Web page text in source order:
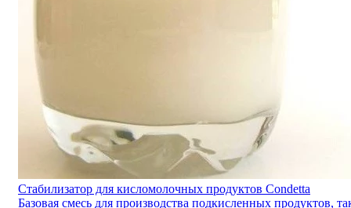
Стабилизатор для кисломолочных продуктов Condetta
Базовая смесь для производства подкисленных продуктов,